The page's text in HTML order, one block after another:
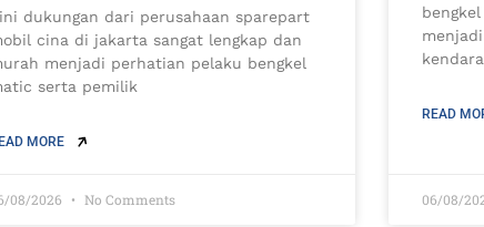
dukungan dari perusahaan sparepart
cina di jakarta sangat lengkap dan
menjadi perhatian pelaku bengkel
serta pemilik
MORE
08/2026 No Comments
READ
06/08/